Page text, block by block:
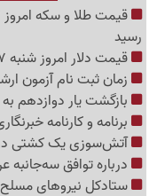
رسید
قیمت دلار امروز شنبه 17 مرداد 1405؛ دلار دوباره صعودی شد
زمان ثبت نام آزمون ارشد علوم
بازگشت یار دوازدهم
برنامه و کارنامه
آتش‌سوزی یک کشتی در
درباره توافق سه‌جانبه
ستادکل نیروهای